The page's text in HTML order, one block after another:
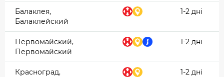
Балаклея,
Балаклейский
1-2 дні
Первомайский,
Первомайский
1-2 дні
Красноград,
1-2 дні